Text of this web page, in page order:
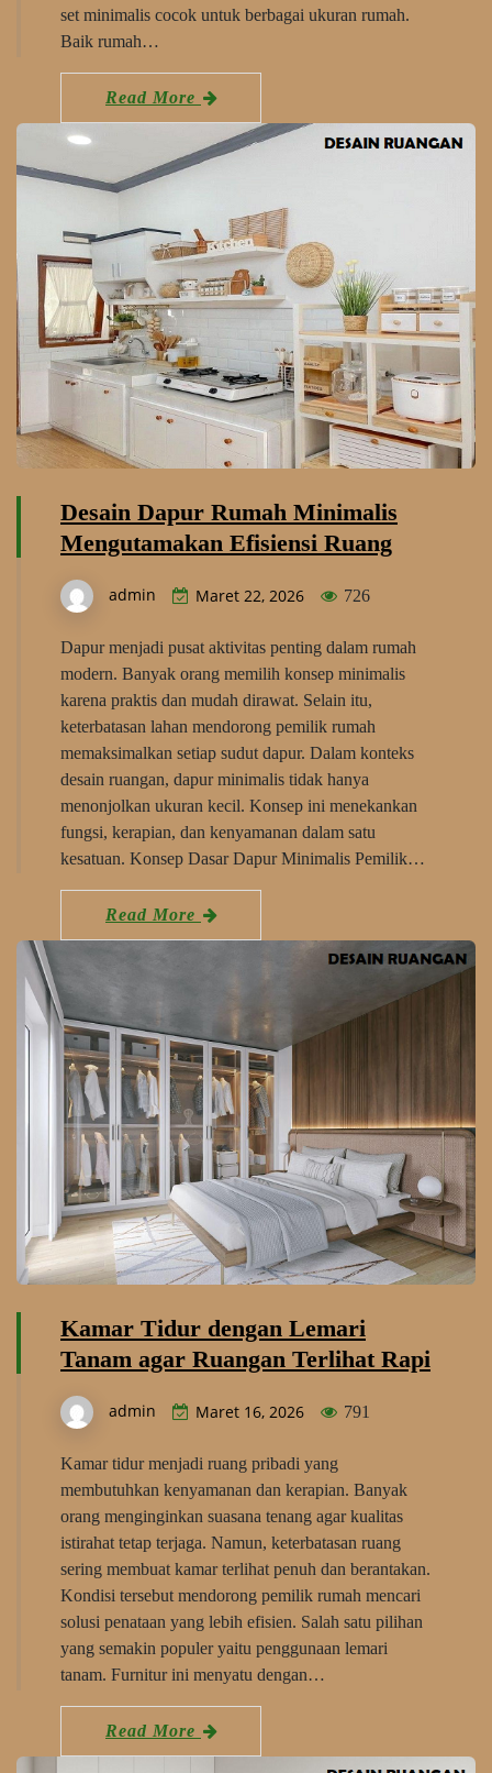
set minimalis cocok untuk berbagai ukuran rumah.
Baik rumah…
Read More
Desain Dapur Rumah Minimalis
Mengutamakan Efisiensi Ruang
admin Maret 22, 2026 726
Dapur menjadi pusat aktivitas penting dalam rumah
modern. Banyak orang memilih konsep minimalis
karena praktis dan mudah dirawat. Selain itu,
keterbatasan lahan mendorong pemilik rumah
memaksimalkan setiap sudut dapur. Dalam konteks
desain ruangan, dapur minimalis tidak hanya
menonjolkan ukuran kecil. Konsep ini menekankan
fungsi, kerapian, dan kenyamanan dalam satu
kesatuan. Konsep Dasar Dapur Minimalis Pemilik…
Read More
Kamar Tidur dengan Lemari
Tanam agar Ruangan Terlihat Rapi
admin Maret 16, 2026 791
Kamar tidur menjadi ruang pribadi yang
membutuhkan kenyamanan dan kerapian. Banyak
orang menginginkan suasana tenang agar kualitas
istirahat tetap terjaga. Namun, keterbatasan ruang
sering membuat kamar terlihat penuh dan berantakan.
Kondisi tersebut mendorong pemilik rumah mencari
solusi penataan yang lebih efisien. Salah satu pilihan
yang semakin populer yaitu penggunaan lemari
tanam. Furnitur ini menyatu dengan…
Read More